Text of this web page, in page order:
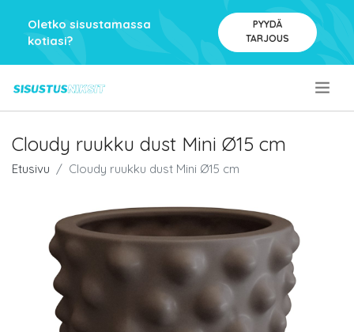
Oletko sisustamassa
kotiasi?
PYYDÄ
TARJOUS
Cloudy ruukku dust Mini Ø15 cm
Etusivu Cloudy ruukku dust Mini Ø15 cm